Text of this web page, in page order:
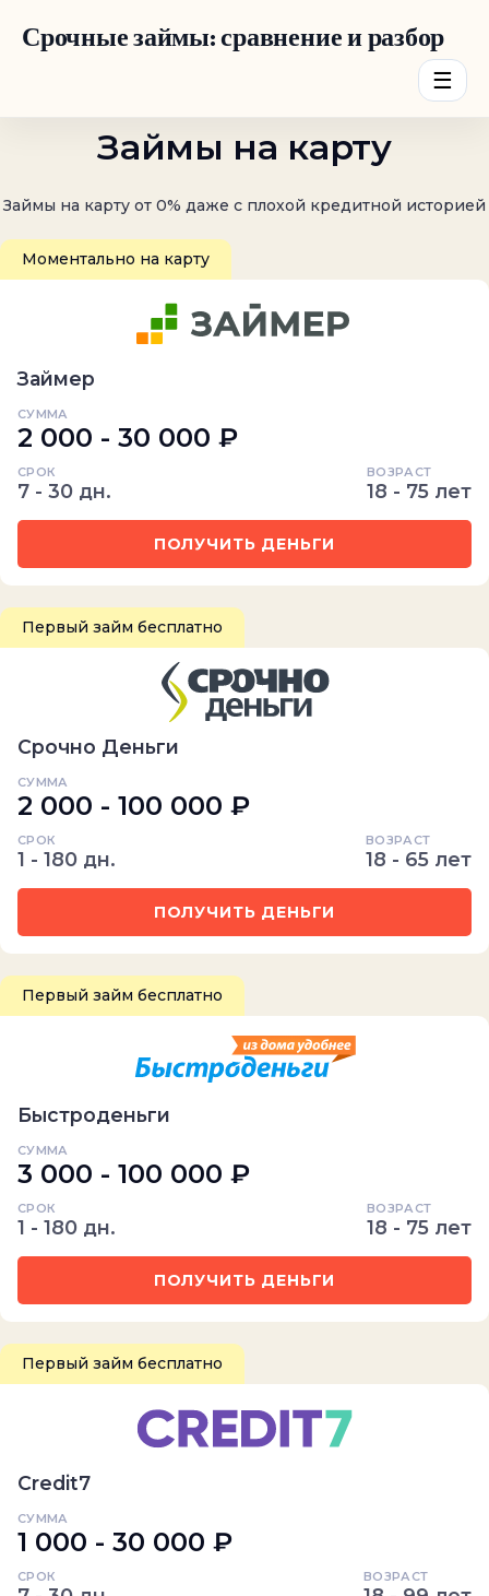
Срочные займы: сравнение и разбор
☰
Займы на карту
Займы на карту от 0% даже с плохой кредитной историей
Моментально на карту
Займер
СУММА
2 000 - 30 000 ₽
СРОК
7 - 30 дн.
ВОЗРАСТ
18 - 75 лет
ПОЛУЧИТЬ ДЕНЬГИ
Первый займ бесплатно
Срочно Деньги
СУММА
2 000 - 100 000 ₽
СРОК
1 - 180 дн.
ВОЗРАСТ
18 - 65 лет
ПОЛУЧИТЬ ДЕНЬГИ
Первый займ бесплатно
Быстроденьги
СУММА
3 000 - 100 000 ₽
СРОК
1 - 180 дн.
ВОЗРАСТ
18 - 75 лет
ПОЛУЧИТЬ ДЕНЬГИ
Первый займ бесплатно
Credit7
СУММА
1 000 - 30 000 ₽
СРОК ВОЗРАСТ